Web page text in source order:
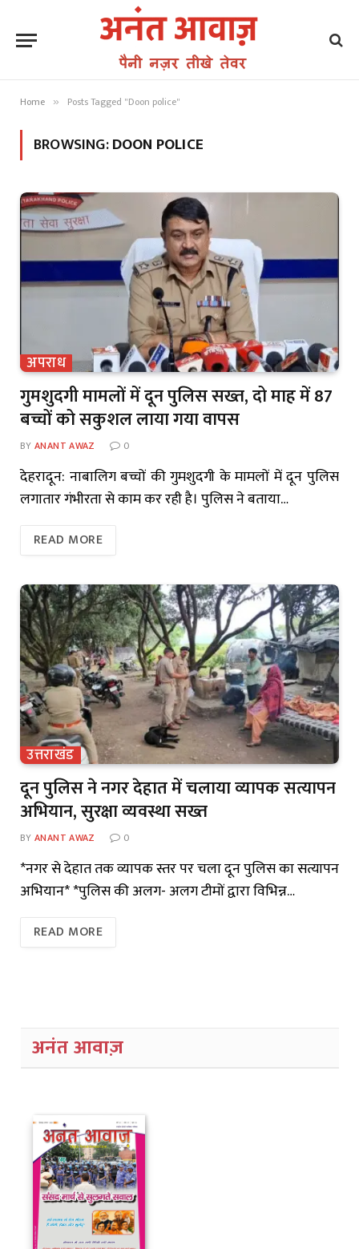
Home » Posts Tagged "Doon police"
BROWSING:DOON POLICE
अपराध
गुमशुदगी मामलों में दून पुलिस सख्त, दो माह में 87
बच्चों को सकुशल लाया गया वापस
BY ANANT AWAZ 0
देहरादून: नाबालिग बच्चों की गुमशुदगी के मामलों में दून पुलिस
लगातार गंभीरता से काम कर रही है। पुलिस ने बताया…
READ MORE
उत्तराखंड
दून पुलिस ने नगर देहात में चलाया व्यापक सत्यापन
अभियान, सुरक्षा व्यवस्था सख्त
BY ANANT AWAZ 0
*नगर से देहात तक व्यापक स्तर पर चला दून पुलिस का सत्यापन
अभियान* *पुलिस की अलग- अलग टीमों द्वारा विभिन्न…
READ MORE
अनंत आवाज़